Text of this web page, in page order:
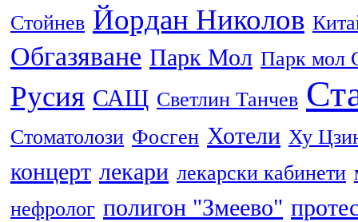
Стойнев Йордан Николов
Обгазяване Парк Мол Парк мол
Русия САЩ Светлин Танчев
Стоматолози Фосген Хотели Ху
концерт лекари лекарски кабинети
нефролог полигон "Змеево"